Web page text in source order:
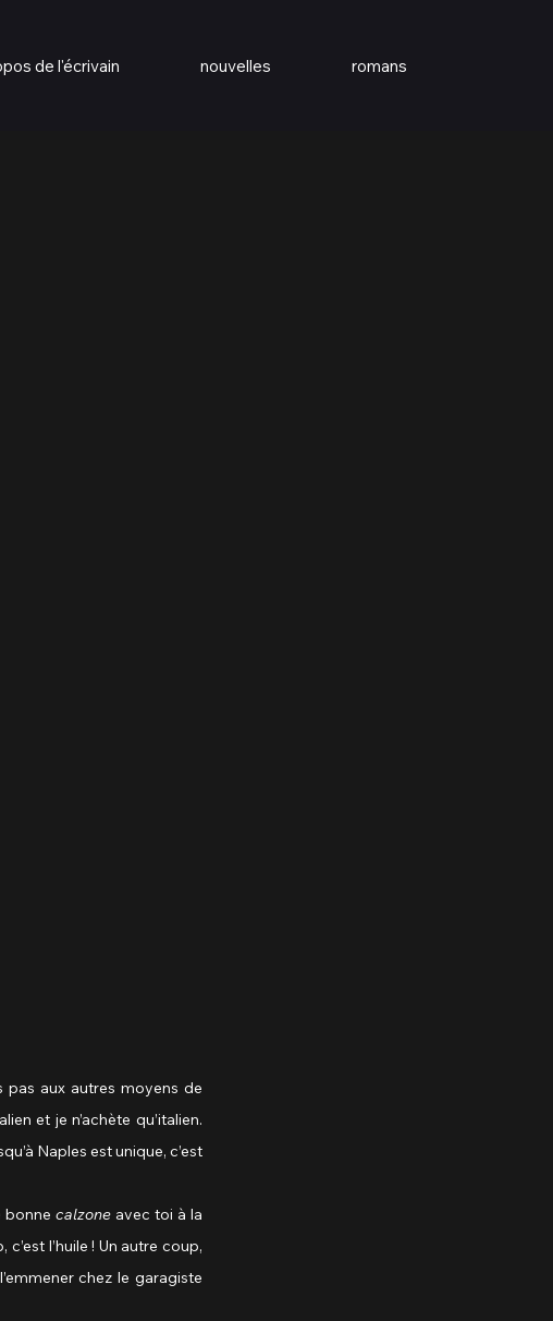
de l'écrivain nouvelles romans
et je n’achète qu’italien.
Naples est unique, c’est
calzone avec toi à la
l’huile ! Un autre coup,
chez le garagiste